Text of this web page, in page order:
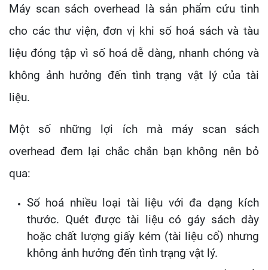
Máy scan sách overhead là sản phẩm cứu tinh
cho các thư viện, đơn vị khi số hoá sách và tàu
liệu đóng tập vì số hoá dễ dàng, nhanh chóng và
không ảnh hưởng đến tình trạng vật lý của tài
liệu.
Một số những lợi ích mà máy scan sách
overhead đem lại chắc chắn bạn không nên bỏ
qua:
Số hoá nhiều loại tài liệu với đa dạng kích
thước. Quét được tài liệu có gáy sách dày
hoặc chất lượng giấy kém (tài liệu cổ) nhưng
không ảnh hưởng đến tình trạng vật lý.